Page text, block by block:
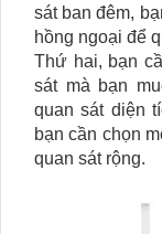
sát ban đêm,
hồng ngoại để
Thứ hai, bạn
sát mà bạn
quan sát diện
bạn cần chọn
quan sát rộng.